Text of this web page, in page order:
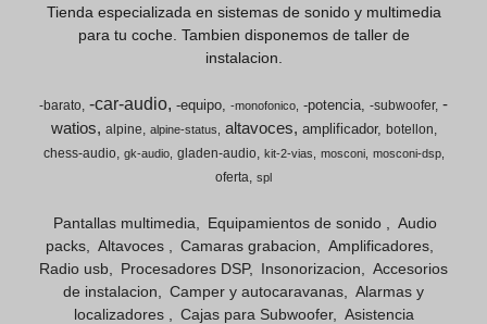
Tienda especializada en sistemas de sonido y multimedia
para tu coche. Tambien disponemos de taller de
instalacion.
-barato -car-audio -equipo -monofonico -potencia -subwoofer -
watios
alpine alpine-status altavoces amplificador
botellon
chess-audio
gk-audio gladen-audio kit-2-vias mosconi mosconi-dsp
oferta spl
Pantallas multimedia Equipamientos de sonido
Audio
packs
Altavoces Camaras grabacion
Amplificadores
Radio usb
Procesadores DSP Insonorizacion
Accesorios
de instalacion
Camper y autocaravanas
Alarmas y
localizadores
Cajas para Subwoofer
Asistencia